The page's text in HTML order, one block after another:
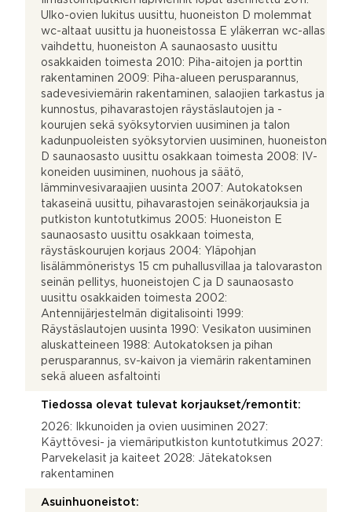
Ulko-ovien lukitus uusittu, huoneiston D molemmat
wc-altaat uusittu ja huoneistossa E yläkerran wc-allas
vaihdettu, huoneiston A saunaosasto uusittu
osakkaiden toimesta 2010: Piha-aitojen ja porttin
rakentaminen 2009: Piha-alueen perusparannus,
sadevesiviemärin rakentaminen, salaojien tarkastus ja
kunnostus, pihavarastojen räystäslautojen ja -
kourujen sekä syöksytorvien uusiminen ja talon
kadunpuoleisten syöksytorvien uusiminen, huoneiston
D saunaosasto uusittu osakkaan toimesta 2008: IV-
koneiden uusiminen, nuohous ja säätö,
lämminvesivaraajien uusinta 2007: Autokatoksen
takaseinä uusittu, pihavarastojen seinäkorjauksia ja
putkiston kuntotutkimus 2005: Huoneiston E
saunaosasto uusittu osakkaan toimesta,
räystäskourujen korjaus 2004: Yläpohjan
lisälämmöneristys 15 cm puhallusvillaa ja talovaraston
seinän pellitys, huoneistojen C ja D saunaosasto
uusittu osakkaiden toimesta 2002:
Antennijärjestelmän digitalisointi 1999:
Räystäslautojen uusinta 1990: Vesikaton uusiminen
aluskatteineen 1988: Autokatoksen ja pihan
perusparannus, sv-kaivon ja viemärin rakentaminen
sekä alueen asfaltointi
Tiedossa olevat tulevat korjaukset/remontit:
2026: Ikkunoiden ja ovien uusiminen 2027:
Käyttövesi- ja viemäriputkiston kuntotutkimus 2027:
Parvekelasit ja kaiteet 2028: Jätekatoksen
rakentaminen
Asuinhuoneistot: